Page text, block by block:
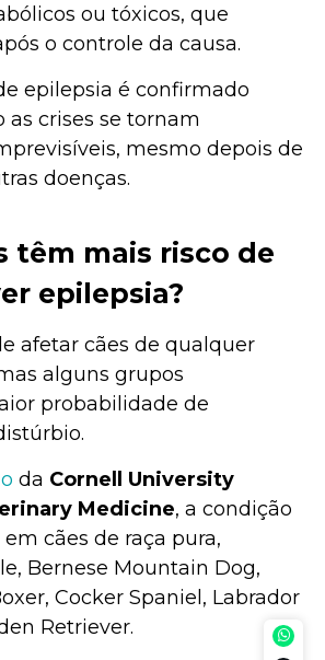
ou tóxicos, que
o controle da causa.
epilepsia é confirmado
as crises se tornam
mesmo depois de
doenças.
têm mais risco de
epilepsia?
afetar cães de qualquer
alguns grupos
probabilidade de
da Cornell University
Medicine, a condição
cães de raça pura,
Bernese Mountain Dog,
Cocker Spaniel, Labrador
Retriever.